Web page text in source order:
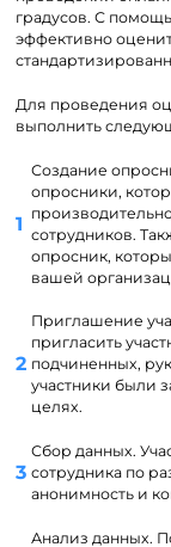
градусов. С
эффективно
Для проведения
выполнить
Создание
опросники,
сотрудников.
опросник,
вашей
Приглашение
пригласить
подчиненных,
участники были
целях.
Сбор данных.
сотрудника по
анонимность и
Анализ данных.